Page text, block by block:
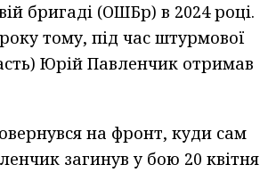
бригаді (ОШБр) в 2024 році.
тому, під час штурмової
Юрій Павленчик отримав
на фронт, куди сам
загинув у бою 20 квітня